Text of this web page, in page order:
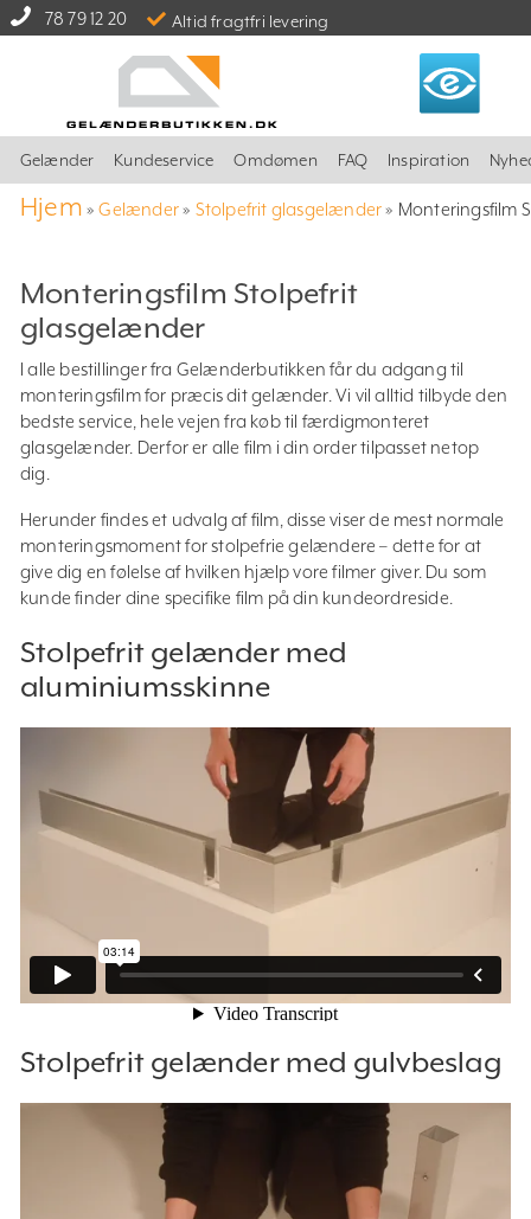
78 79 12 20 Altid fragtfri levering
Gelænder Kundeservice Omdømen FAQ Inspiration
Hjem »Gelænder» Stolpefrit glasgelænder» Monteringsfilm
Monteringsfilm Stolpefrit
glasgelænder
I alle bestillinger fra Gelænderbutikken får du adgang til
monteringsfilm for præcis dit gelænder. Vi vil alltid tilbyde den
bedste service, hele vejen fra køb til færdigmonteret
glasgelænder. Derfor er alle film i din order tilpasset netop
dig.
Herunder findes et udvalg af film, disse viser de mest normale
monteringsmoment for stolpefrie gelændere – dette for at
give dig en følelse af hvilken hjælp vore filmer giver. Du som
kunde finder dine specifike film på din kundeordreside.
Stolpefrit gelænder med
aluminiumsskinne
Stolpefrit gelænder med gulvbeslag